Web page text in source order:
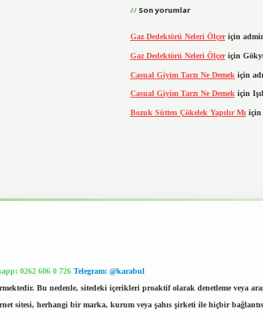
Son yorumlar
Gaz Dedektörü Neleri Ölçeriçin
Gaz Dedektörü Neleri Ölçeriçin
Casual Giyim Tarzı Ne Demek için
Casual Giyim Tarzı Ne Demek için
Bozuk Sütten Çökelek Yapılır Mı için
0262 606 0 726 Telegram: @karabul
Bu nedenle, sitedeki içerikleri proaktif olarak denetleme veya
sitesi, herhangi bir marka, kurum veya şahıs şirketi ile hiçbir